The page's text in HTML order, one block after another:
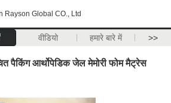
Rayson Global CO., Ltd
वीडियो हमारे बारे में >>
पैकिंग आर्थोपेडिक जेल मेमोरी फोम मैट्रेस